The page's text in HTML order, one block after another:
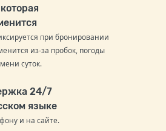
при бронировании
из-за пробок, погоды
суток.
24/7
языке
и на сайте.